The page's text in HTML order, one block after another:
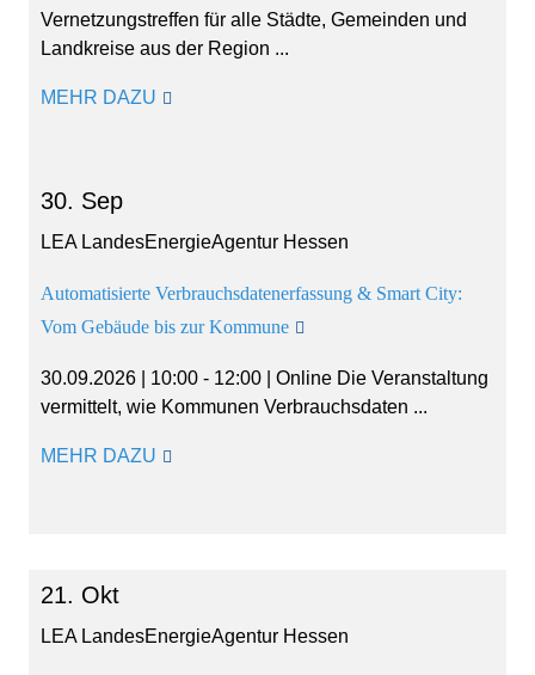
Vernetzungstreffen für alle Städte, Gemeinden und
Landkreise aus der Region ...
MEHR DAZU
30. Sep
LEA LandesEnergieAgentur Hessen
Automatisierte Verbrauchsdatenerfassung & Smart City:
Vom Gebäude bis zur Kommune
30.09.2026 | 10:00 - 12:00 | Online Die Veranstaltung
vermittelt, wie Kommunen Verbrauchsdaten ...
MEHR DAZU
21. Okt
LEA LandesEnergieAgentur Hessen